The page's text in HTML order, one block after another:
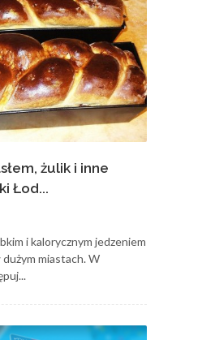
żulik i inne
Łod...
i kalorycznym jedzeniem
miastach. W